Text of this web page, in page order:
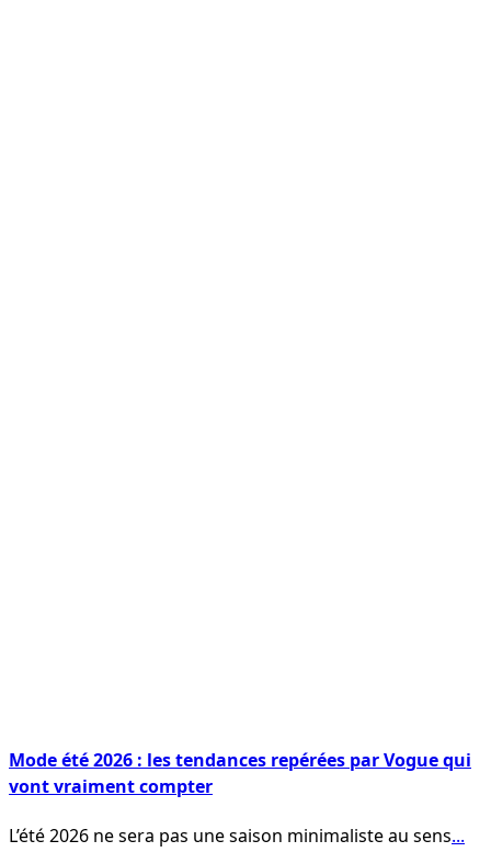
Mode été 2026 : les tendances repérées par Vogue qui
vont vraiment compter
L’été 2026 ne sera pas une saison minimaliste au sens...